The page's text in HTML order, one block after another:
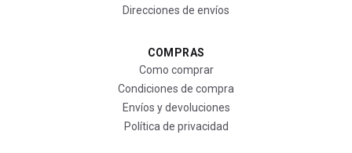
Direcciones de envíos
COMPRAS
Como comprar
Condiciones de compra
Envíos y devoluciones
Política de privacidad